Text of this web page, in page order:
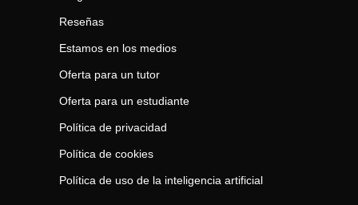
Reseñas
Estamos en los medios
Oferta para un tutor
Oferta para un estudiante
Política de privacidad
Política de cookies
Política de uso de la inteligencia artificial